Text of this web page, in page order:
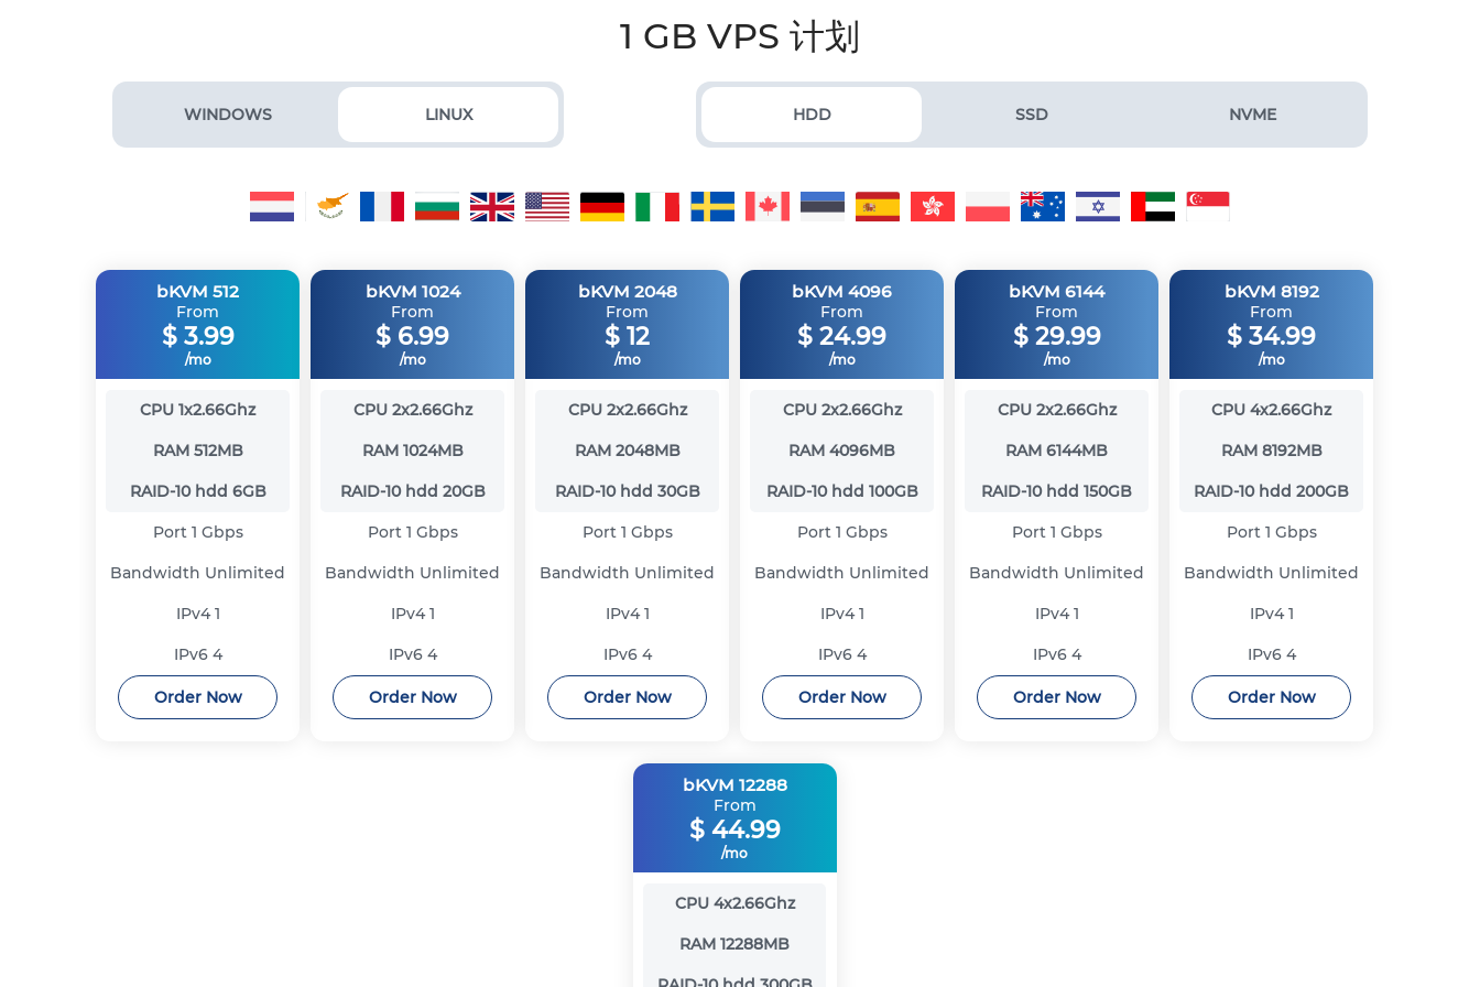
1 GB VPS 计划
WINDOWS LINUX HDD SSD NVME
bKVM 512
From
$ 3.99
/mo
CPU 1x2.66Ghz
RAM 512MB
RAID-10 hdd 6GB
Port 1 Gbps
Bandwidth Unlimited
IPv41
IPv6 4
Order Now
bKVM 1024
From
$ 6.99
/mo
CPU 2x2.66Ghz
RAM 1024MB
RAID-10 hdd 20GB
Port 1 Gbps
Bandwidth Unlimited
IPv41
IPv6 4
Order Now
bKVM 2048
From
$ 12
/mo
CPU 2x2.66Ghz
RAM 2048MB
RAID-10 hdd 30GB
Port 1 Gbps
Bandwidth Unlimited
IPv41
IPv6 4
Order Now
bKVM 4096
From
$ 24.99
/mo
CPU 2x2.66Ghz
RAM 4096MB
RAID-10 hdd 100GB
Port 1 Gbps
Bandwidth Unlimited
IPv41
IPv6 4
Order Now
bKVM 6144
From
$ 29.99
/mo
CPU 2x2.66Ghz
RAM 6144MB
RAID-10 hdd 150GB
Port 1 Gbps
Bandwidth Unlimited
IPv41
IPv6 4
Order Now
bKVM 8192
From
$ 34.99
/mo
CPU 4x2.66Ghz
RAM 8192MB
RAID-10 hdd 200GB
Port 1 Gbps
Bandwidth Unlimited
IPv41
IPv6 4
Order Now
bKVM 12288
From
$ 44.99
/mo
CPU 4x2.66Ghz
RAM 12288MB